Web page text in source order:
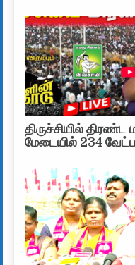
திருச்சியில்
மேடையில் 234